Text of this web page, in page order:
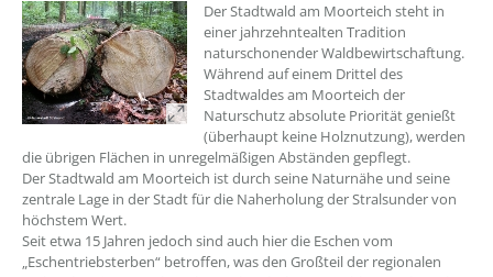
Der Stadtwald am Moorteich steht in
einer jahrzehntealten Tradition
naturschonender Waldbewirtschaftung.
Während auf einem Drittel des
Stadtwaldes am Moorteich der
Naturschutz absolute Priorität genießt
(überhaupt keine Holznutzung), werden
die übrigen Flächen in unregelmäßigen Abständen gepflegt.
Der Stadtwald am Moorteich ist durch seine Naturnähe und seine
zentrale Lage in der Stadt für die Naherholung der Stralsunder von
höchstem Wert.
Seit etwa 15 Jahren jedoch sind auch hier die Eschen vom
„Eschentriebsterben“ betroffen, was den Großteil der regionalen